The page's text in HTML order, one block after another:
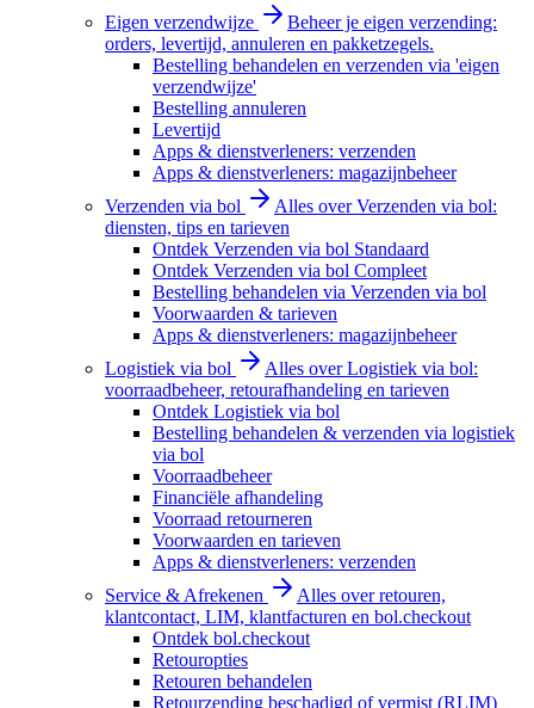
Eigen verzendwijze
Beheer je eigen verzending:
orders, levertijd, annuleren en pakketzegels.
Bestelling behandelen en verzenden via 'eigen
verzendwijze'
Bestelling annuleren
Levertijd
Apps & dienstverleners: verzenden
Apps & dienstverleners: magazijnbeheer
Verzenden via bol
Alles over Verzenden via bol:
diensten, tips en tarieven
Ontdek Verzenden via bol Standaard
Ontdek Verzenden via bol Compleet
Bestelling behandelen via Verzenden via bol
Voorwaarden & tarieven
Apps & dienstverleners: magazijnbeheer
Logistiek via bol
Alles over Logistiek via bol:
voorraadbeheer, retourafhandeling en tarieven
Ontdek Logistiek via bol
Bestelling behandelen & verzenden via logistiek
via bol
Voorraadbeheer
Financiële afhandeling
Voorraad retourneren
Voorwaarden en tarieven
Apps & dienstverleners: verzenden
Service & Afrekenen
Alles over retouren,
klantcontact, LIM, klantfacturen en bol.checkout
Ontdek bol.checkout
Retouropties
Retouren behandelen
Retourzending beschadigd of vermist (RLIM)